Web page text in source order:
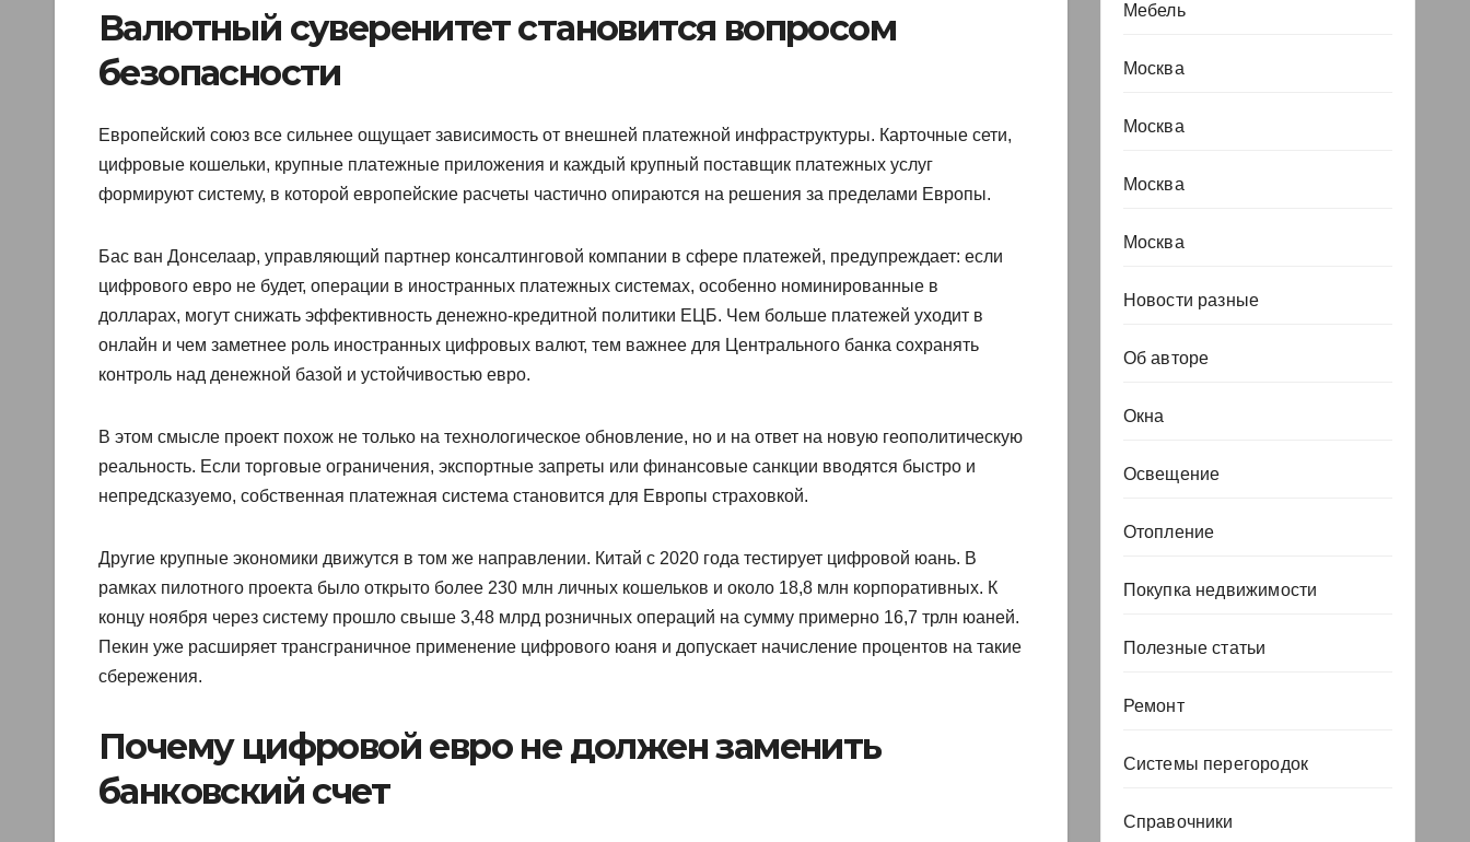
Валютный суверенитет становится вопросом
безопасности
Европейский союз все сильнее ощущает зависимость от внешней платежной инфраструктуры. Карточные сети,
цифровые кошельки, крупные платежные приложения и каждый крупный поставщик платежных услуг
формируют систему, в которой европейские расчеты частично опираются на решения за пределами Европы.
Бас ван Донселаар, управляющий партнер консалтинговой компании в сфере платежей, предупреждает: если
цифрового евро не будет, операции в иностранных платежных системах, особенно номинированные в
долларах, могут снижать эффективность денежно-кредитной политики ЕЦБ. Чем больше платежей уходит в
онлайн и чем заметнее роль иностранных цифровых валют, тем важнее для Центрального банка сохранять
контроль над денежной базой и устойчивостью евро.
В этом смысле проект похож не только на технологическое обновление, но и на ответ на новую геополитическую
реальность. Если торговые ограничения, экспортные запреты или финансовые санкции вводятся быстро и
непредсказуемо, собственная платежная система становится для Европы страховкой.
Другие крупные экономики движутся в том же направлении. Китай с 2020 года тестирует цифровой юань. В
рамках пилотного проекта было открыто более 230 млн личных кошельков и около 18,8 млн корпоративных. К
концу ноября через систему прошло свыше 3,48 млрд розничных операций на сумму примерно 16,7 трлн юаней.
Пекин уже расширяет трансграничное применение цифрового юаня и допускает начисление процентов на такие
сбережения.
Почему цифровой евро не должен заменить
банковский счет
Мебель
Москва
Москва
Москва
Москва
Новости разные
Об авторе
Окна
Освещение
Отопление
Покупка недвижимости
Полезные статьи
Ремонт
Системы перегородок
Справочники